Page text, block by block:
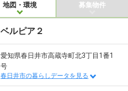
地図・環境 募集物件
ベルピア２
愛知県春日井市高蔵寺町北3丁目1番1
号
春日井市の暮らしデータを見る